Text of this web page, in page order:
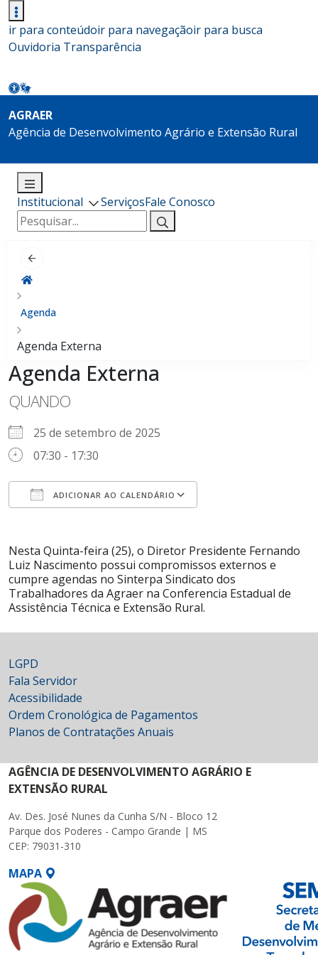
ir para conteúdoir para navegaçãoir para busca
Ouvidoria Transparência
AGRAER
Agência de Desenvolvimento Agrário e Extensão Rural
Institucional ServiçosFale Conosco
Pesquisar
por:
Agenda
Agenda Externa
Agenda Externa
QUANDO
25 de setembro de 2025
07:30 - 17:30
ADICIONAR AO CALENDÁRIO
Nesta Quinta-feira (25), o Diretor Presidente Fernando
Luiz Nascimento possui compromissos externos e
cumpre agendas no Sinterpa Sindicato dos
Trabalhadores da Agraer na Conferencia Estadual de
Assistência Técnica e Extensão Rural.
LGPD
Fala Servidor
Acessibilidade
Ordem Cronológica de Pagamentos
Planos de Contratações Anuais
AGÊNCIA DE DESENVOLVIMENTO AGRÁRIO E
EXTENSÃO RURAL
Av. Des. José Nunes da Cunha S/N - Bloco 12
Parque dos Poderes - Campo Grande | MS
CEP: 79031-310
MAPA